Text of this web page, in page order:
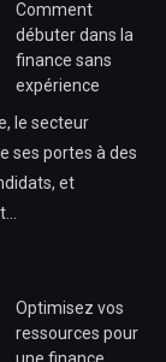
Comment
débuter dans la
finance sans
expérience
le secteur
ses portes à des
et
Optimisez vos
ressources pour
une finance